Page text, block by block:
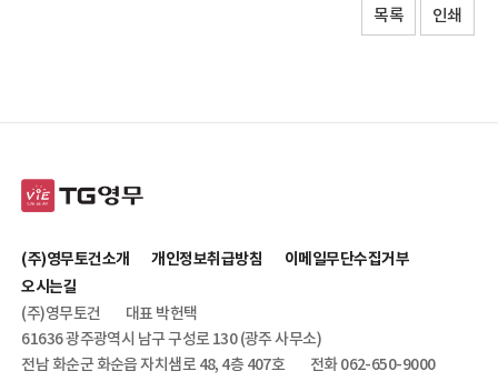
목록 인쇄
(주)영무토건소개 개인정보취급방침
이메일무단수집거부
오시는길
(주)영무토건
대표 박헌택
61636 광주광역시 남구 구성로 130 (광주 사무소)
전남 화순군 화순읍 자치샘로 48, 4층 407호
전화 062-650-9000